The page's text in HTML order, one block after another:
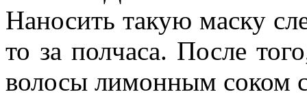
Наносить такую маску
то за полчаса. После
волосы лимонным соком